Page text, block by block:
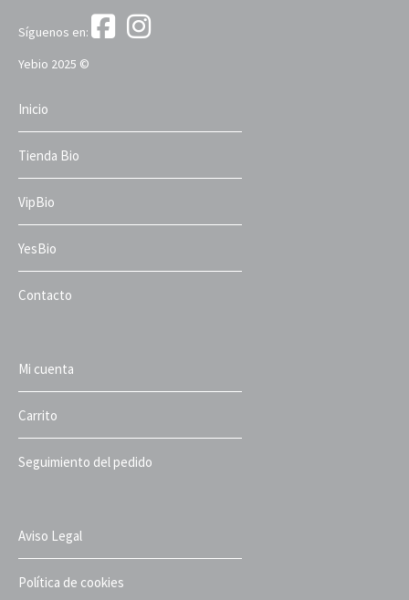
Síguenos en:
Yebio 2025 ©
Inicio
Tienda Bio
VipBio
YesBio
Contacto
Mi cuenta
Carrito
Seguimiento del pedido
Aviso Legal
Política de cookies